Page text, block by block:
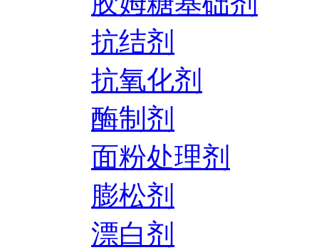
抗结剂
抗氧化剂
酶制剂
面粉处理剂
膨松剂
漂白剂